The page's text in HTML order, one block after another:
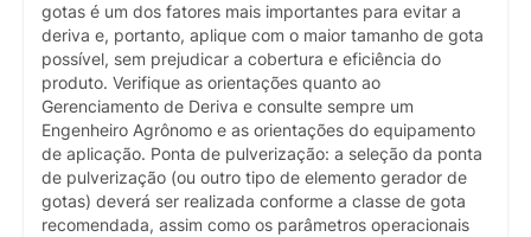
gotas é um dos fatores mais importantes para evitar a
deriva e, portanto, aplique com o maior tamanho de gota
possível, sem prejudicar a cobertura e eficiência do
produto. Verifique as orientações quanto ao
Gerenciamento de Deriva e consulte sempre um
Engenheiro Agrônomo e as orientações do equipamento
de aplicação. Ponta de pulverização: a seleção da ponta
de pulverização (ou outro tipo de elemento gerador de
gotas) deverá ser realizada conforme a classe de gota
recomendada, assim como os parâmetros operacionais